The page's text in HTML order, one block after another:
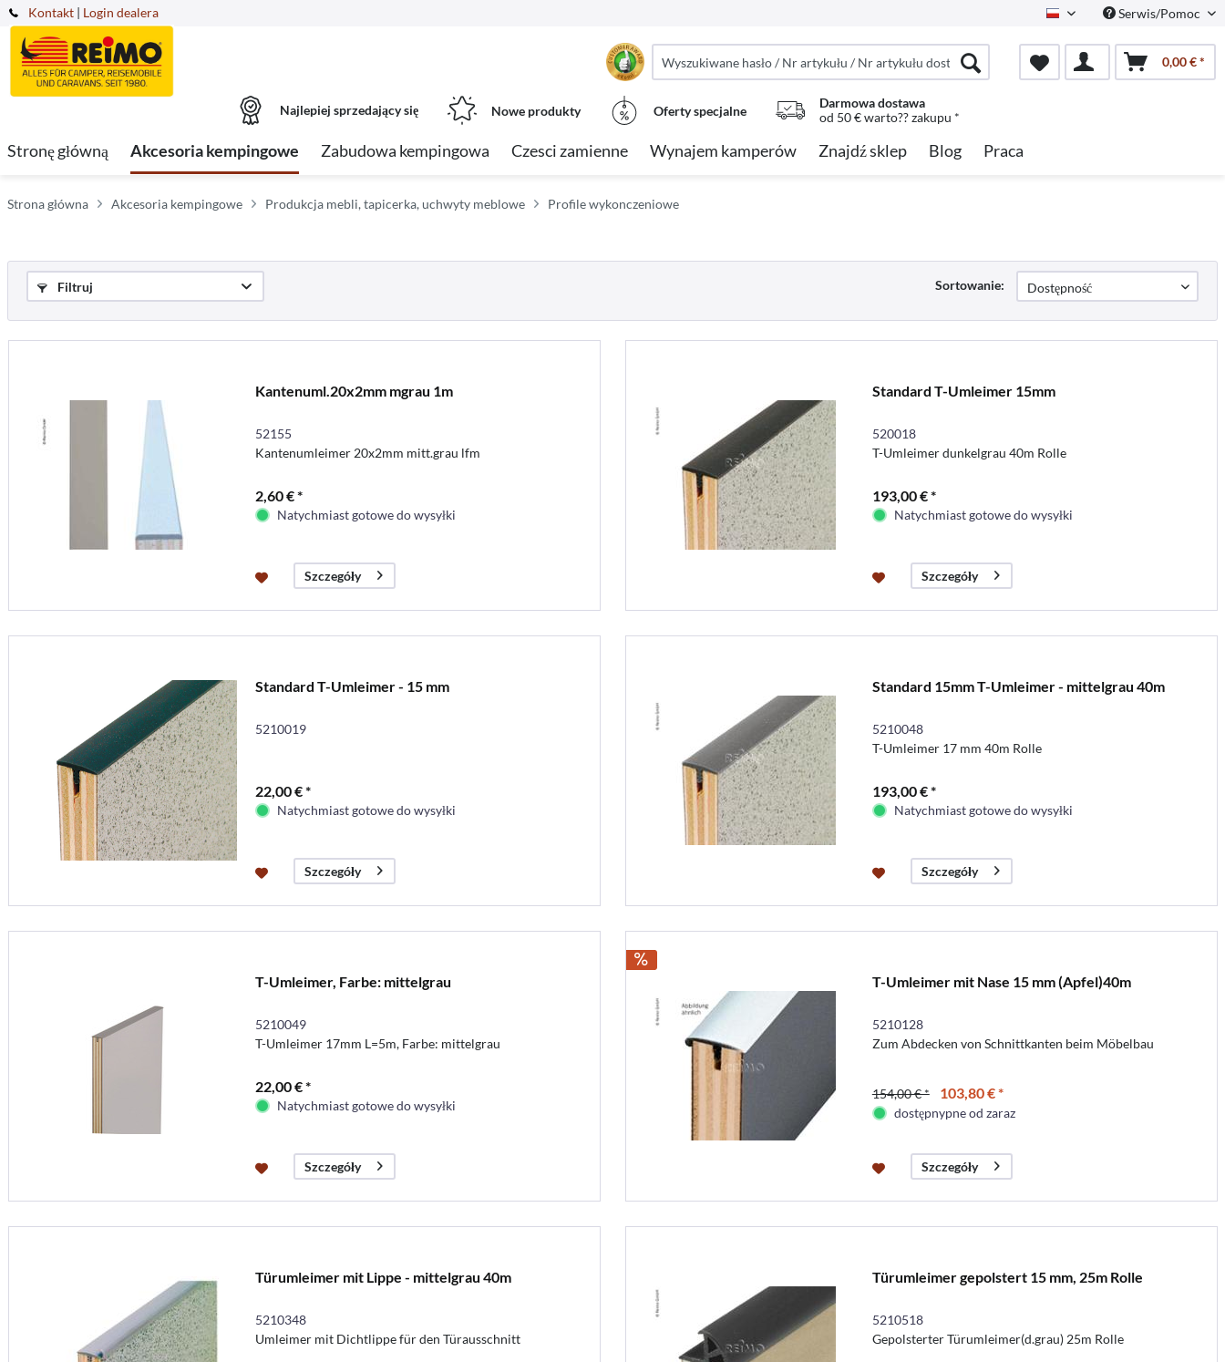
Kontakt Polish Serwis/Pomoc
| Login dealera
0,00 € *
Najlepiej sprzedający się Nowe produkty Oferty specjalne
Darmowa dostawa
od 50 € warto?? zakupu *
Stronę główną Akcesoria kempingowe Zabudowa kempingowa Czesci zamienne Wynajem kamperów Znajdź sklep Blog Praca
Strona główna Akcesoria kempingowe Produkcja mebli, tapicerka, uchwyty meblowe Profile wykonczeniowe
Filtruj Sortowanie:
Kantenuml.20x2mm mgrau 1m
52155
Kantenumleimer 20x2mm mitt.grau lfm
2,60 € *
Natychmiast gotowe do wysyłki
Szczegóły
Standard T-Umleimer 15mm
520018
T-Umleimer dunkelgrau 40m Rolle
193,00 € *
Natychmiast gotowe do wysyłki
Szczegóły
Standard T-Umleimer - 15 mm
5210019
22,00 € *
Natychmiast gotowe do wysyłki
Szczegóły
Standard 15mm T-Umleimer - mittelgrau 40m
5210048
T-Umleimer 17 mm 40m Rolle
193,00 € *
Natychmiast gotowe do wysyłki
Szczegóły
T-Umleimer, Farbe: mittelgrau
5210049
T-Umleimer 17mm L=5m, Farbe: mittelgrau
22,00 € *
Natychmiast gotowe do wysyłki
Szczegóły
T-Umleimer mit Nase 15 mm (Apfel)40m
5210128
Zum Abdecken von Schnittkanten beim Möbelbau
154,00 € * 103,80 € *
dostępnypne od zaraz
Szczegóły
Türumleimer mit Lippe - mittelgrau 40m
5210348
Umleimer mit Dichtlippe für den Türausschnitt
Türumleimer gepolstert 15 mm, 25m Rolle
5210518
Gepolsterter Türumleimer(d.grau) 25m Rolle